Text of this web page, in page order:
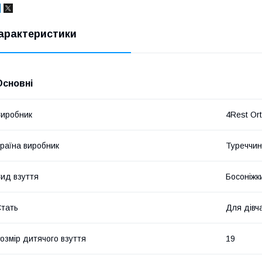
4Rest
виробник
взуття
Для
дитячого взуття 19